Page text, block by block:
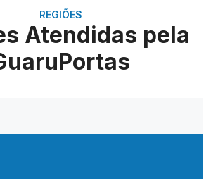
REGIÕES
Atendidas pela